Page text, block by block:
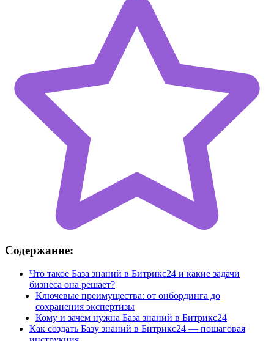
Содержание:
Что такое База знаний в Битрикс24 и какие задачи
бизнеса она решает?
Ключевые преимущества: от онбординга до
сохранения экспертизы
Кому и зачем нужна База знаний в Битрикс24
Как создать Базу знаний в Битрикс24 — пошаговая